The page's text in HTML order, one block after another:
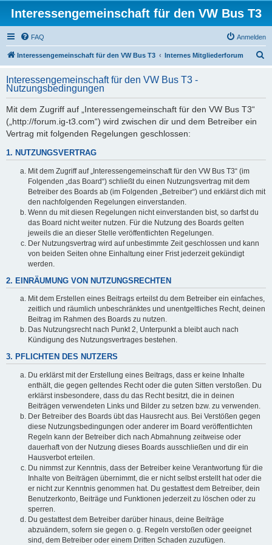
Interessengemeinschaft für den VW Bus T3
FAQ Anmelden
Interessengemeinschaft für den VW Bus T3 Internes Mitgliederforum
h
Interessengemeinschaft für den VW Bus T3 -
Nutzungsbedingungen
Mit dem Zugriff auf „Interessengemeinschaft für den VW Bus T3“
(„http://forum.ig-t3.com“) wird zwischen dir und dem Betreiber ein
Vertrag mit folgenden Regelungen geschlossen:
1. NUTZUNGSVERTRAG
Mit dem Zugriff auf „Interessengemeinschaft für den VW Bus T3“ (im
Folgenden „das Board“) schließt du einen Nutzungsvertrag mit dem
Betreiber des Boards ab (im Folgenden „Betreiber“) und erklärst dich mit
den nachfolgenden Regelungen einverstanden.
Wenn du mit diesen Regelungen nicht einverstanden bist, so darfst du
das Board nicht weiter nutzen. Für die Nutzung des Boards gelten
jeweils die an dieser Stelle veröffentlichten Regelungen.
Der Nutzungsvertrag wird auf unbestimmte Zeit geschlossen und kann
von beiden Seiten ohne Einhaltung einer Frist jederzeit gekündigt
werden.
2. EINRÄUMUNG VON NUTZUNGSRECHTEN
Mit dem Erstellen eines Beitrags erteilst du dem Betreiber ein einfaches,
zeitlich und räumlich unbeschränktes und unentgeltliches Recht, deinen
Beitrag im Rahmen des Boards zu nutzen.
Das Nutzungsrecht nach Punkt 2, Unterpunkt a bleibt auch nach
Kündigung des Nutzungsvertrages bestehen.
3. PFLICHTEN DES NUTZERS
Du erklärst mit der Erstellung eines Beitrags, dass er keine Inhalte
enthält, die gegen geltendes Recht oder die guten Sitten verstoßen. Du
erklärst insbesondere, dass du das Recht besitzt, die in deinen
Beiträgen verwendeten Links und Bilder zu setzen bzw. zu verwenden.
Der Betreiber des Boards übt das Hausrecht aus. Bei Verstößen gegen
diese Nutzungsbedingungen oder anderer im Board veröffentlichten
Regeln kann der Betreiber dich nach Abmahnung zeitweise oder
dauerhaft von der Nutzung dieses Boards ausschließen und dir ein
Hausverbot erteilen.
Du nimmst zur Kenntnis, dass der Betreiber keine Verantwortung für die
Inhalte von Beiträgen übernimmt, die er nicht selbst erstellt hat oder die
er nicht zur Kenntnis genommen hat. Du gestattest dem Betreiber, dein
Benutzerkonto, Beiträge und Funktionen jederzeit zu löschen oder zu
sperren.
Du gestattest dem Betreiber darüber hinaus, deine Beiträge
abzuändern, sofern sie gegen o. g. Regeln verstoßen oder geeignet
sind, dem Betreiber oder einem Dritten Schaden zuzufügen.